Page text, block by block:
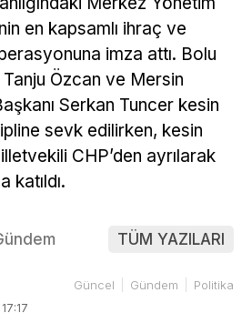
en kapsamlı ihraç ve
imza attı. Bolu
Özcan ve Mersin
Serkan Tuncer kesin
sevk edilirken, kesin
CHP’den ayrılarak
katıldı.
TÜM YAZILARI
Güncel Gündem Politika